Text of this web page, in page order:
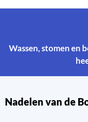
Wassen, stomen en besparen: de Bosch WGG244Z5NL
Nadelen van de